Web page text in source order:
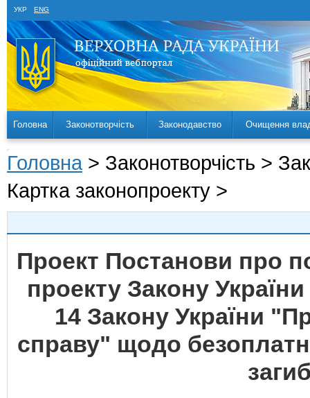
УКР ENG
Головна Законотворчість Законодавство Очищення
Головна > Законотворчість >
Картка законопроекту >
Проект Постанови про
проекту Закону
14 Закону України
справу" щодо